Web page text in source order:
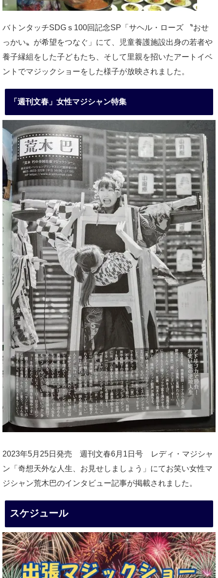
バトンタッチSDGｓ100回記念SP「サヘル・ローズ 〝おせ
っかい〟が希望をつなぐ」にて、児童養護施設出身の若者や
養子縁組をした子どもたち、そして里親を招いたアートイベ
ントでマジックショーをした様子が放映されました。
「週刊文春」女性マジシャン特集
2023年5月25日発売 週刊文春6月1日号 レディ・マジシャ
ン「奇想天外な人生、お見せしましょう」にてお笑い女性マ
ジシャン荒木巴のインタビュー記事が掲載されました。
スケジュール